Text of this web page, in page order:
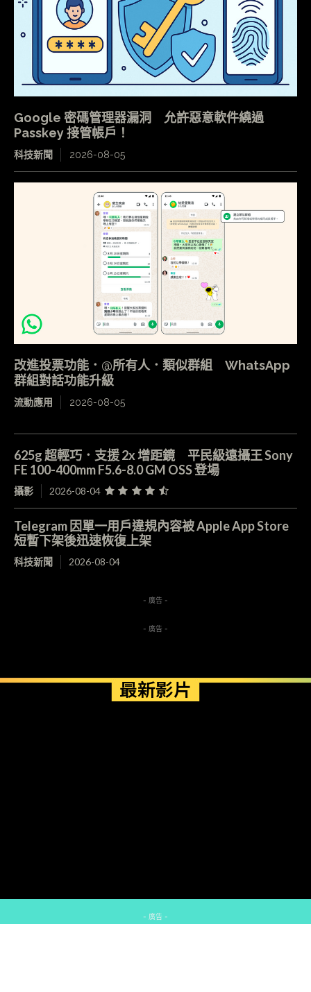
Google 密碼管理器漏洞 允許惡意軟件繞過
Passkey 接管帳戶！
科技新聞 2026-08-05
改進投票功能．@所有人．類似群組 WhatsApp
群組對話功能升級
流動應用 2026-08-05
625g 超輕巧．支援 2x 增距鏡 平民級遠攝王 Sony
FE 100-400mm F5.6-8.0 GM OSS 登場
攝影 2026-08-04
Telegram 因單一用戶違規內容被 Apple App Store
短暫下架後迅速恢復上架
科技新聞 2026-08-04
- 廣告 -
- 廣告 -
最新影片
- 廣告 -